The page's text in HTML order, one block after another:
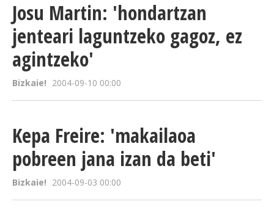
Josu Martin: 'hondartzan
jenteari laguntzeko gagoz, ez
agintzeko'
Bizkaie! 2004-09-10 00:00
Kepa Freire: 'makailaoa
pobreen jana izan da beti'
Bizkaie! 2004-09-03 00:00